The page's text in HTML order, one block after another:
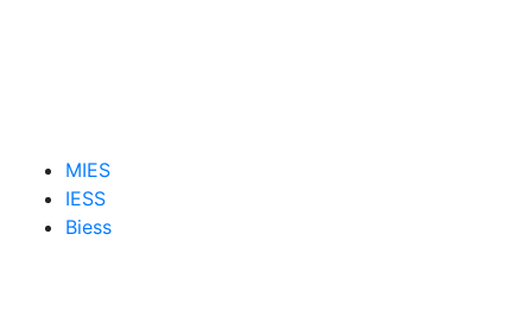
MIES
IESS
Biess